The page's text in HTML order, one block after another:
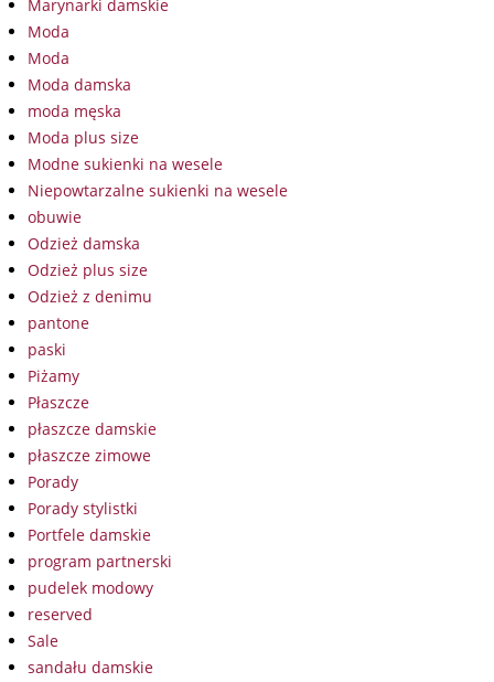
Marynarki damskie
Moda
Moda
Moda damska
moda męska
Moda plus size
Modne sukienki na wesele
Niepowtarzalne sukienki na wesele
obuwie
Odzież damska
Odzież plus size
Odzież z denimu
pantone
paski
Piżamy
Płaszcze
płaszcze damskie
płaszcze zimowe
Porady
Porady stylistki
Portfele damskie
program partnerski
pudelek modowy
reserved
Sale
sandału damskie